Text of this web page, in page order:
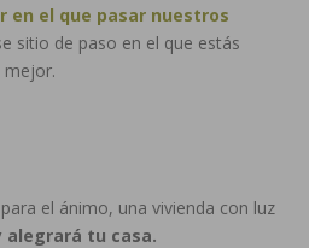
en el que pasar nuestros
sitio de paso en el que estás
mejor.
el ánimo, una vivienda con luz
alegrará tu casa.